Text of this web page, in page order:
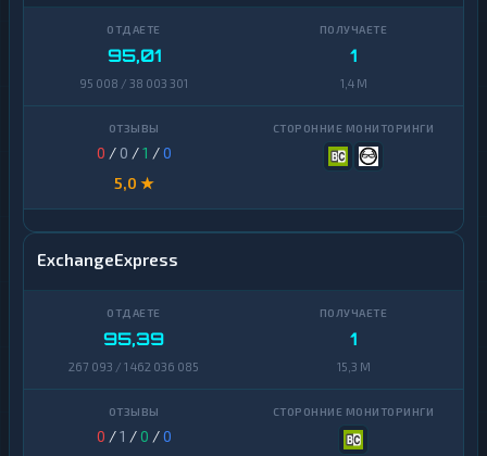
95,01
95 008 / 38 003 301
1
1,4 M
0 / 0 /1 /0
5,0 ★
ExchangeExpress
95,39
267 093 / 1 462 036 085
1
15,3 M
0 /1 /0 /0